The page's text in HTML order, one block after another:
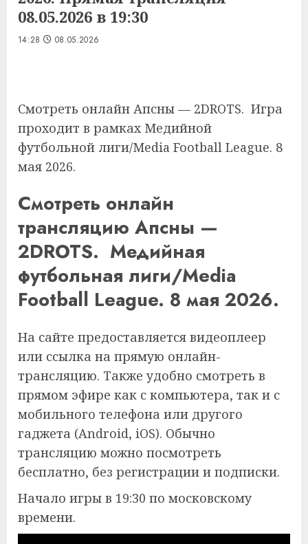
08.05.2026 в 19:30
14:28 08.05.2026
Смотреть онлайн Апсны — 2DROTS. Игра
проходит в рамках Медийной
футбольной лиги/Media Football League. 8
мая 2026.
Смотреть онлайн
трансляцию Апсны —
2DROTS. Медийная
футбольная лиги/Media
Football League. 8 мая 2026.
На сайте предоставляется видеоплеер
или ссылка на прямую онлайн-
трансляцию. Также удобно смотреть в
прямом эфире как с компьютера, так и с
мобильного телефона или другого
гаджета (Android, iOS). Обычно
трансляцию можно посмотреть
бесплатно, без регистрации и подписки.
Начало игры в 19:30 по московскому
времени.